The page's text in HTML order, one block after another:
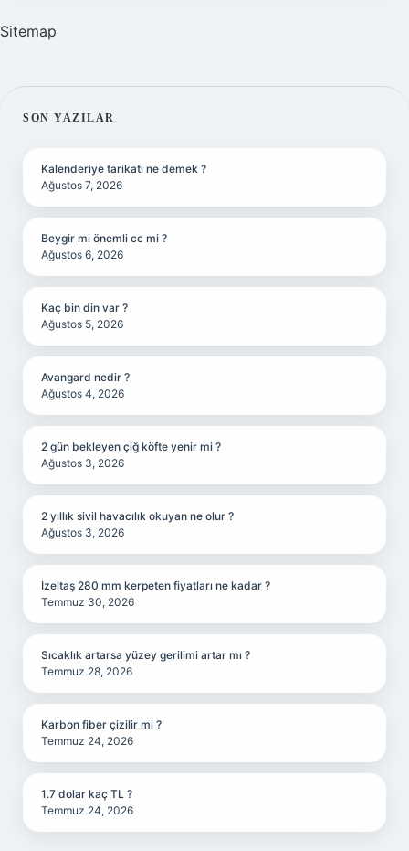
Sitemap
SIDEBAR
SON YAZILAR
Kalenderiye tarikatı ne demek ?
Ağustos 7, 2026
Beygir mi önemli cc mi ?
Ağustos 6, 2026
Kaç bin din var ?
Ağustos 5, 2026
Avangard nedir ?
Ağustos 4, 2026
2 gün bekleyen çiğ köfte yenir mi ?
Ağustos 3, 2026
2 yıllık sivil havacılık okuyan ne olur ?
Ağustos 3, 2026
İzeltaş 280 mm kerpeten fiyatları ne kadar ?
Temmuz 30, 2026
Sıcaklık artarsa yüzey gerilimi artar mı ?
Temmuz 28, 2026
Karbon fiber çizilir mi ?
Temmuz 24, 2026
1.7 dolar kaç TL ?
Temmuz 24, 2026